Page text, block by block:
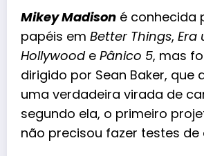
Mikey Madison é conhecida
papéis em Better Things, Era
Hollywoode Pânico 5, mas
dirigido por Sean Baker, que
uma verdadeira virada de
segundo ela, o primeiro
não precisou fazer testes de